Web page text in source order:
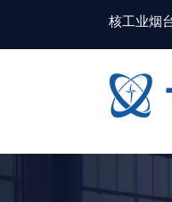
核工业烟